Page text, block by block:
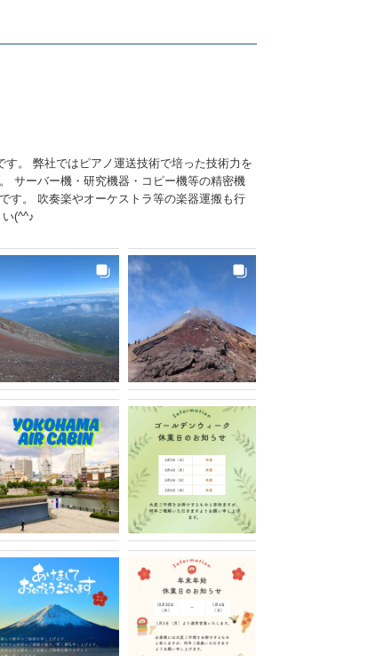
。 弊社ではピアノ運送技術で培った技術力を
サーバー機・研究機器・コピー機等の精密機
す。 吹奏楽やオーケストラ等の楽器運搬も行
(^^♪